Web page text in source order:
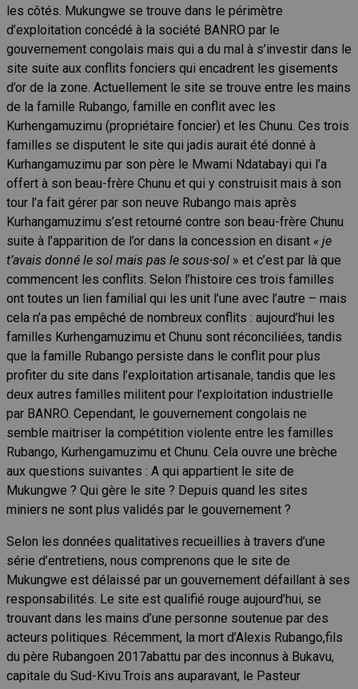
les côtés. Mukungwe se trouve dans le périmètre
d’exploitation concédé à la société BANRO par le
gouvernement congolais mais qui a du mal à s’investir dans le
site suite aux conflits fonciers qui encadrent les gisements
d’or de la zone. Actuellement le site se trouve entre les mains
de la famille Rubango, famille en conflit avec les
Kurhengamuzimu (propriétaire foncier) et les Chunu. Ces trois
familles se disputent le site qui jadis aurait été donné à
Kurhangamuzimu par son père le Mwami Ndatabayi qui l’a
offert à son beau-frère Chunu et qui y construisit mais à son
tour l’a fait gérer par son neuve Rubango mais après
Kurhangamuzimu s’est retourné contre son beau-frère Chunu
suite à l’apparition de l’or dans la concession en disant « je
t’avais donné le sol mais pas le sous-sol » et c’est par là que
commencent les conflits. Selon l’histoire ces trois familles
ont toutes un lien familial qui les unit l’une avec l’autre – mais
cela n’a pas empêché de nombreux conflits : aujourd’hui les
familles Kurhengamuzimu et Chunu sont réconciliées, tandis
que la famille Rubango persiste dans le conflit pour plus
profiter du site dans l’exploitation artisanale, tandis que les
deux autres familles militent pour l’exploitation industrielle
par BANRO. Cependant, le gouvernement congolais ne
semble maitriser la compétition violente entre les familles
Rubango, Kurhengamuzimu et Chunu. Cela ouvre une brèche
aux questions suivantes : A qui appartient le site de
Mukungwe ? Qui gère le site ? Depuis quand les sites
miniers ne sont plus validés par le gouvernement ?
Selon les données qualitatives recueillies à travers d’une
série d’entretiens, nous comprenons que le site de
Mukungwe est délaissé par un gouvernement défaillant à ses
responsabilités. Le site est qualifié rouge aujourd’hui, se
trouvant dans les mains d’une personne soutenue par des
acteurs politiques. Récemment, la mort d’Alexis Rubango,fils
du père Rubangoen 2017abattu par des inconnus à Bukavu,
capitale du Sud-Kivu.Trois ans auparavant, le Pasteur